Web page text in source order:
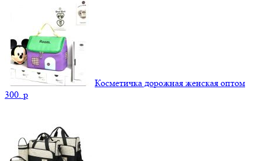
Косметичка дорожная женская оптом
300. p